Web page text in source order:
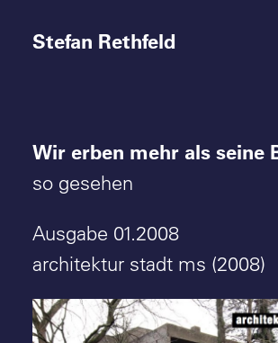
Stefan Rethfeld
Termine
Vita
Kontakt
Wir erben mehr als seine
so gesehen
Ausgabe 01.2008
architektur stadt ms (2008)